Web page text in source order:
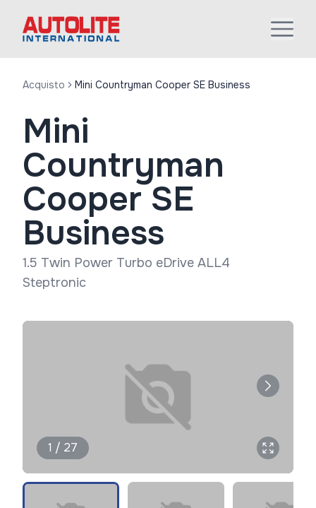
Acquisto Mini Countryman Cooper SE Business
Mini
Countryman
Cooper SE
Business
1.5 Twin Power Turbo eDrive ALL4
Steptronic
1 / 27